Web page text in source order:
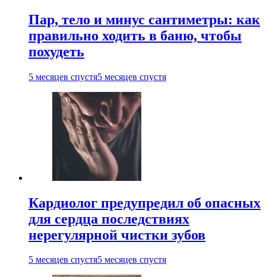
Пар, тело и минус сантиметры: как
правильно ходить в баню, чтобы
похудеть
5 месяцев спустя5 месяцев спустя
Кардиолог предупредил об опасных
для сердца последствиях
нерегулярной чистки зубов
5 месяцев спустя5 месяцев спустя